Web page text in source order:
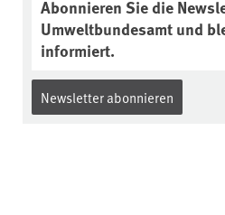
Abonnieren Sie die
Umweltbundesamt und
informiert.
Newsletter abonnieren